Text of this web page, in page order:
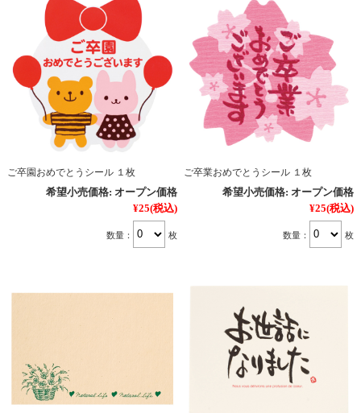
ご卒園おめでとうシール １枚
希望小売価格: オープン価格
¥25(税込)
数量： 枚
ご卒業おめでとうシール １枚
希望小売価格: オープン価格
¥25(税込)
数量： 枚